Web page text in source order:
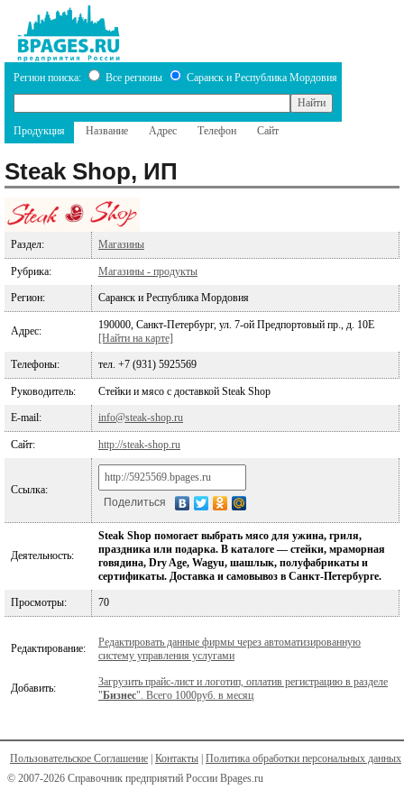
Регион поиска: Все регионы Саранск и Республика Мордовия
Продукция Название Адрес Телефон Сайт
Steak Shop, ИП
Раздел: Магазины
Рубрика: Магазины - продукты
Регион: Саранск и Республика Мордовия
Адрес:
190000, Санкт-Петербург, ул. 7-ой Предпортовый пр., д. 10Е
[Найти на карте]
Телефоны: тел. +7 (931) 5925569
Руководитель: Стейки и мясо с доставкой Steak Shop
E-mail: info@steak-shop.ru
Сайт: http://steak-shop.ru
Ссылка:
Поделиться
Деятельность:
Steak Shop помогает выбрать мясо для ужина, гриля,
праздника или подарка. В каталоге — стейки, мраморная
говядина, Dry Age, Wagyu, шашлык, полуфабрикаты и
сертификаты. Доставка и самовывоз в Санкт‑Петербурге.
Просмотры: 70
Редактирование:
Редактировать данные фирмы через автоматизированную
систему управления услугами
Добавить:
Загрузить прайс-лист и логотип, оплатив регистрацию в разделе
"Бизнес". Всего 1000руб. в месяц
Пользовательское Соглашение Контакты Политика обработки персональных данных
© 2007-2026 Справочник предприятий России Bpages.ru